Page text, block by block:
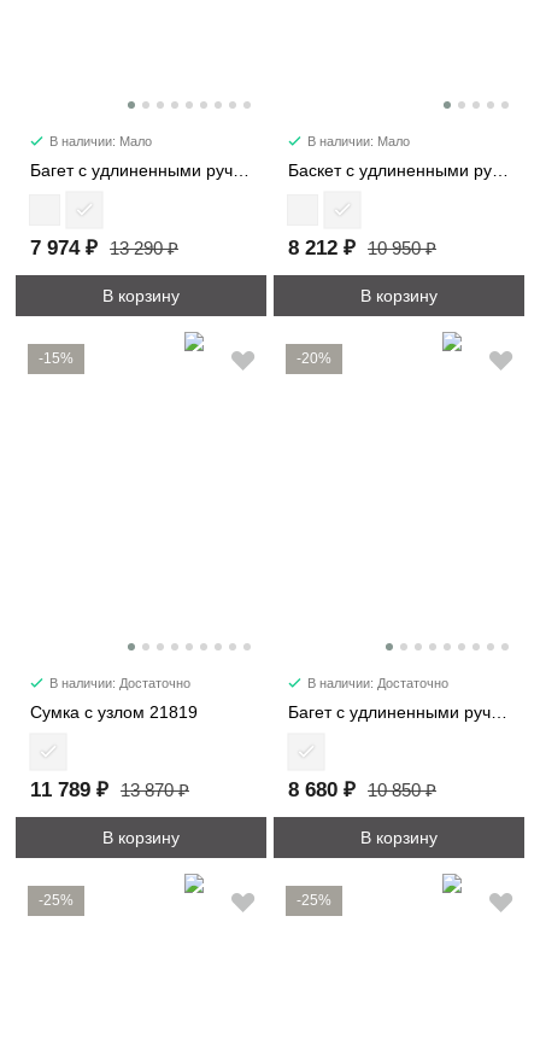
В наличии: Мало
Багет с удлиненными ручками 29724
7 974 ₽ 13 290 ₽
В корзину
В наличии: Мало
Баскет с удлиненными ручками 30052
8 212 ₽ 10 950 ₽
В корзину
-15%
В наличии: Достаточно
Сумка с узлом 21819
11 789 ₽ 13 870 ₽
В корзину
-20%
В наличии: Достаточно
8 680 ₽ 10 850 ₽
В корзину
-25% -25%